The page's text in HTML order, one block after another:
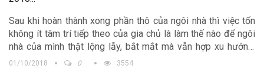
Sau khi hoàn thành xong phần thô của ngôi nhà thì việc tốn
không ít tâm trí tiếp theo của gia chủ là làm thế nào để ngôi
nhà của mình thật lộng lẫy, bắt mắt mà vẫn hợp xu hướng.
Như một lời gợi ý giúp bạn giải quyết vấn đề này, đừng bỏ
01/10/2018 0 3554